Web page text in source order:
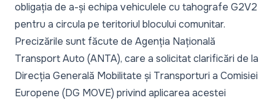
obligația de a-și echipa vehiculele cu tahografe G2V2
pentru a circula pe teritoriul blocului comunitar.
Precizările sunt făcute de Agenția Națională
Transport Auto (ANTA), care a solicitat clarificări de la
Direcția Generală Mobilitate și Transporturi a Comisiei
Europene (DG MOVE) privind aplicarea acestei